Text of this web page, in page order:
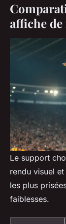
affiche
Le support
rendu visuel
les plus
faiblesses.